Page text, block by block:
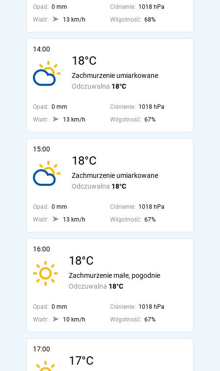
Opad: 0 mm Ciśnienie: 1018 hPa
Wiatr:
13 km/h Wilgotność: 68%
14:00
18°C
Odczuwalna 18°C
Zachmurzenie umiarkowane
Opad: 0 mm Ciśnienie: 1018 hPa
Wiatr:
13 km/h Wilgotność: 67%
15:00
18°C
Odczuwalna 18°C
Zachmurzenie umiarkowane
Opad: 0 mm Ciśnienie: 1018 hPa
Wiatr:
13 km/h Wilgotność: 67%
16:00
18°C
Odczuwalna 18°C
Zachmurzenie małe, pogodnie
Opad: 0 mm Ciśnienie: 1018 hPa
Wiatr:
10 km/h Wilgotność: 67%
17:00
17°C